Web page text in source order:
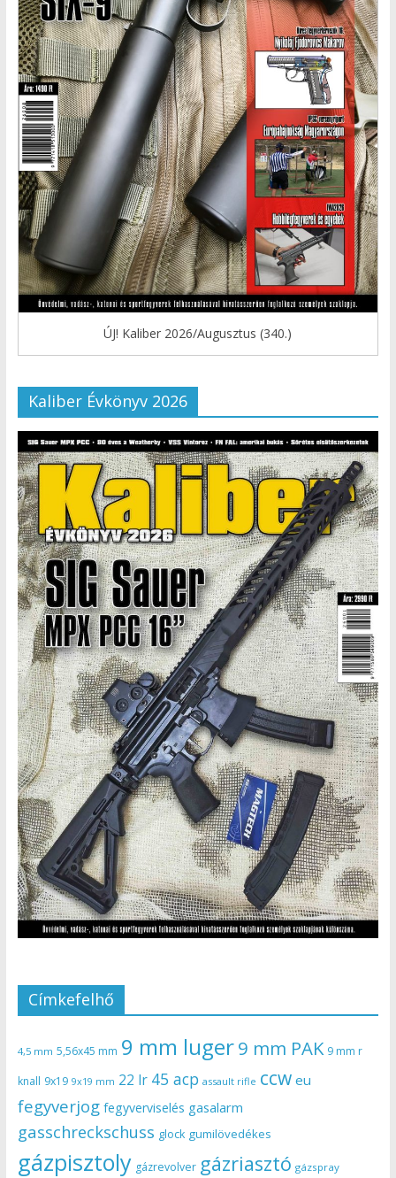
ÚJ! Kaliber 2026/Augusztus (340.)
Kaliber Évkönyv 2026
Címkefelhő
4,5 mm 5,56x45 mm 9 mm luger9 mm PAK 9 mm r
knall 9x19 9x19 mm 22 lr 45 acp assault rifle ccw eu
fegyverjog fegyverviselés gasalarm
gasschreckschuss glock gumilövedékes
gázpisztoly gázrevolver gázriasztó gázspray